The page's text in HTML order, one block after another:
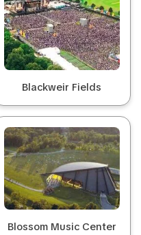
Blackweir Fields
Blossom Music Center